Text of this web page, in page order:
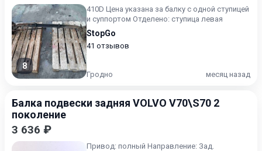
8
410D Цена указана за балку с одной ступицей
и суппортом Отделено: ступица левая
StopGo
41 отзывов
Гродно месяц назад
Балка подвески задняя VOLVO V70\S70 2
поколение
3 636 ₽
Привод: полный Направление: Зад.